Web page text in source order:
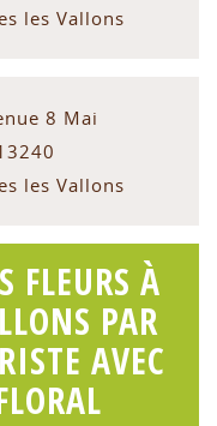
les Vallons
8 Mai
les Vallons
FLEURS À
PAR
AVEC